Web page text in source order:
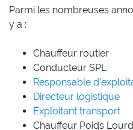
Parmi les nombreuses
y a :
Chauffeur routier
Conducteur SPL
Responsable
Directeur logistique
Exploitant transport
Chauffeur Poids Lourd